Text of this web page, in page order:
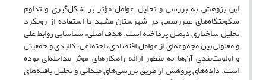
این پژوهش به بررسی و تحلیل عوامل مؤثر بر شکل‌گیری و تداوم
سکونتگاه‌های غیررسمی در شهرستان مشهد با استفاده از رویکرد
تحلیل ساختاری دیمتل پرداخته است. هدف اصلی، شناسایی روابط علی
و معلولی بین مجموعه‌ای از عوامل اقتصادی، اجتماعی، کالبدی و جمعیتی
و اولویت‌بندی آن‌ها به منظور ارائه راهکارهای موثر مداخله‌ای بوده
است. داده‌های پژوهش از طریق بررسی‌های میدانی و تحلیل یافته‌های